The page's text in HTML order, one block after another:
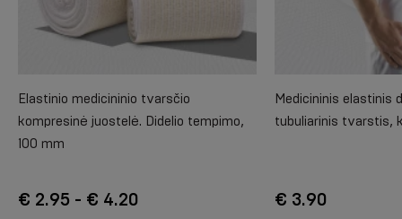
Elastinio medicininio tvarsčio
kompresinė juostelė. Didelio tempimo,
100 mm
€ 2.95 - € 4.20
Medicininis elastinis
tubuliarinis tvarstis,
€ 3.90